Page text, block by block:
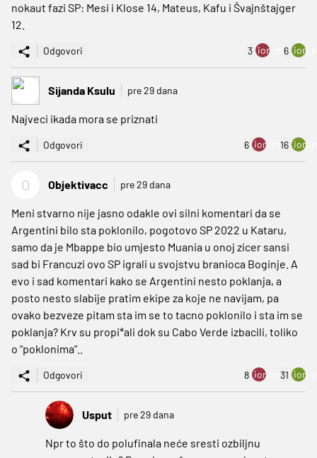
nokaut fazi SP: Mesi i Klose 14, Mateus, Kafu i Švajnštajger
12.
Odgovori 3 ion:minus
6
Sijanda Ksulu pre 29 dana
Najveci ikada mora se priznati
Odgovori 6 ion:minus
16
O Objektivacc pre 29 dana
Meni stvarno nije jasno odakle ovi silni komentari da se
Argentini bilo sta poklonilo, pogotovo SP 2022 u Kataru,
samo da je Mbappe bio umjesto Muania u onoj zicer sansi
sad bi Francuzi ovo SP igrali u svojstvu branioca Boginje. A
evo i sad komentari kako se Argentini nesto poklanja, a
posto nesto slabije pratim ekipe za koje ne navijam, pa
ovako bezveze pitam sta im se to tacno poklonilo i sta im se
poklanja? Krv su propi*ali dok su Cabo Verde izbacili, toliko
o “poklonima”..
Odgovori 8 ion:minus
31
Usput pre 29 dana
Npr to što do polufinala neće sresti ozbiljnu